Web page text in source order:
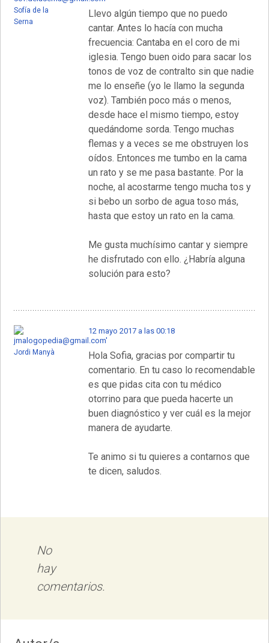
Sofía de la
Serna
Llevo algún tiempo que no puedo
cantar. Antes lo hacía con mucha
frecuencia: Cantaba en el coro de mi
iglesia. Tengo buen oido para sacar los
tonos de voz de contralto sin que nadie
me lo enseñe (yo le llamo la segunda
voz). También poco más o menos,
desde hace el mismo tiempo, estoy
quedándome sorda. Tengo muchas
flemas y a veces se me obstruyen los
oídos. Entonces me tumbo en la cama
un rato y se me pasa bastante. Por la
noche, al acostarme tengo mucha tos y
si bebo un sorbo de agua toso más,
hasta que estoy un rato en la cama.
Me gusta muchísimo cantar y siempre
he disfrutado con ello. ¿Habría alguna
solución para esto?
Jordi Manyà
12 mayo 2017 a las 00:18
Hola Sofia, gracias por compartir tu
comentario. En tu caso lo recomendable
es que pidas cita con tu médico
otorrino para que pueda hacerte un
buen diagnóstico y ver cuál es la mejor
manera de ayudarte.
Te animo si tu quieres a contarnos que
te dicen, saludos.
No
hay
comentarios.